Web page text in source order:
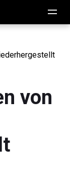
von